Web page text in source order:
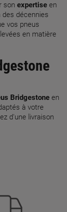
son expertise en
décennies
vos pneus
en matière
Bridgestone en
à votre
d'une livraison